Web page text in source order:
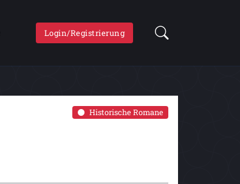
Login/Registrierung
Historische Romane